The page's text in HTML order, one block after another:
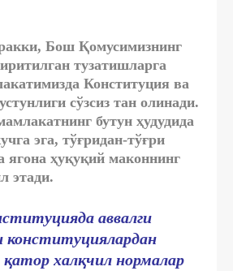
Бош Қомусимизнинг
тузатишларга
Конституция ва
сўзсиз тан олинади.
бутун ҳудудида
эга, тўғридан-тўғри
ягона ҳуқуқий маконнинг
этади.
аввалги
конституциялардан
халқчил нормалар